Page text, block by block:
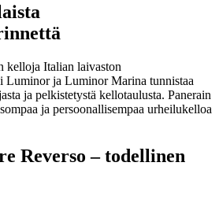
kelloja Italian laivaston
Luminor ja Luminor Marina tunnistaa
ja pelkistetystä kellotaulusta. Panerain
ja persoonallisempaa urheilukelloa
Reverso – todellinen